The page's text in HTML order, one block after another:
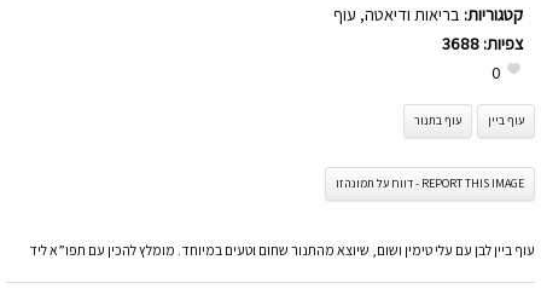
קטגוריות: בריאות ודיאטה, עוף
צפיות: 3688
0
עוף ביין עוף בתנור
REPORT THIS IMAGE - דווח על תמונה זו
עוף ביין לבן עם עלי טימין ושום, שיוצא מהתנור שחום וטעים במיוחד. מומלץ להכין עם תפו”א ליד